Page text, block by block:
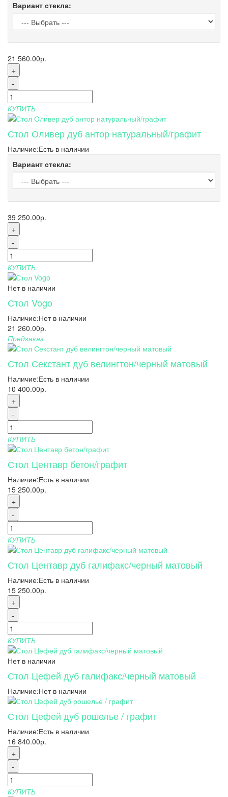
Вариант стекла:
21 560.00р.
+
-
КУПИТЬ
Стол Оливер дуб антор натуральный/графит
Наличие:Есть в наличии
Вариант стекла:
39 250.00р.
+
-
КУПИТЬ
Нет в наличии
Стол Vogo
Наличие:Нет в наличии
21 260.00р.
Предзаказ
Стол Секстант дуб велингтон/черный матовый
Наличие:Есть в наличии
10 400.00р.
+
-
КУПИТЬ
Стол Центавр бетон/графит
Наличие:Есть в наличии
15 250.00р.
+
-
КУПИТЬ
Стол Центавр дуб галифакс/черный матовый
Наличие:Есть в наличии
15 250.00р.
+
-
КУПИТЬ
Нет в наличии
Стол Цефей дуб галифакс/черный матовый
Наличие:Нет в наличии
Стол Цефей дуб рошелье / графит
Наличие:Есть в наличии
16 840.00р.
+
-
КУПИТЬ